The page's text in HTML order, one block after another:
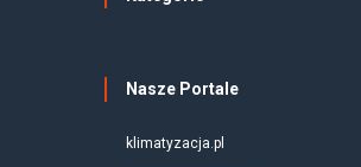
Nasze Portale
klimatyzacja.pl